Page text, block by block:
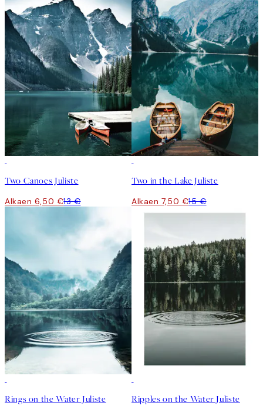
Two Canoes Juliste
Alkaen 6,50 €13 €
Two in the Lake Juliste
Alkaen 7,50 €15 €
Rings on the Water Juliste Ripples on the Water Juliste